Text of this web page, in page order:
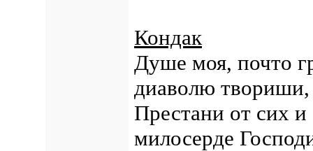
Кондак
Душе моя, почто
диаволю
Престани от сих
милосерде